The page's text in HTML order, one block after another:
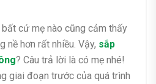
cứ mẹ nào cũng cảm thấy
nề hơn rất nhiều. Vậy, sắp
? Câu trả lời là có mẹ nhé!
giai đoạn trước của quá trình